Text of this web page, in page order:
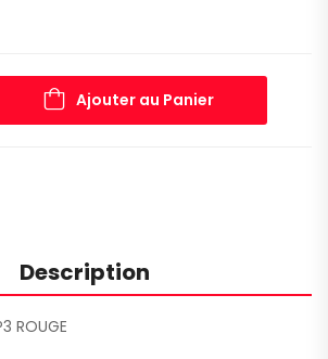
Ajouter au Panier
Description
ROUGE